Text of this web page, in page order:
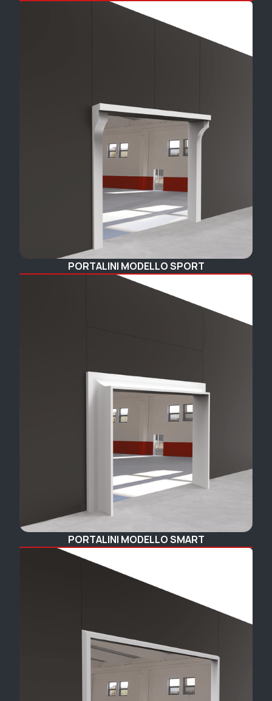
PORTALINI MODELLO SPORT
PORTALINI MODELLO SMART